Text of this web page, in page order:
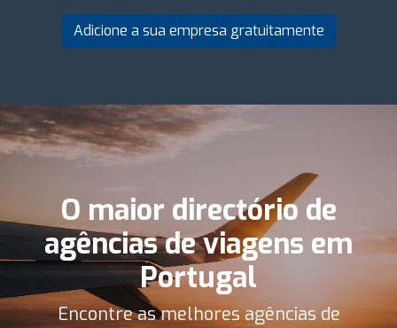
Adicione a sua empresa gratuitamente
O maior directório de
agências de viagens em
Portugal
Encontre as melhores agências de